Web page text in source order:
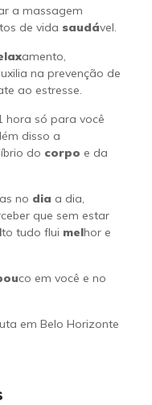
a massagem
de vida saudável.
amento,
na prevenção de
ao estresse.
hora só para você
disso a
do corpo e da
no dia a dia,
que sem estar
to tudo flui melhor e
co em você e no
em Belo Horizonte